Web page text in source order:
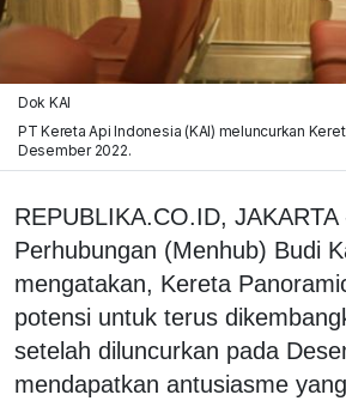
Dok KAI
PT Kereta Api Indonesia (KAI) meluncurkan
Desember 2022.
REPUBLIKA.CO.ID,
Perhubungan (Menhub) Budi
mengatakan, Kereta
potensi untuk terus
setelah diluncurkan pada
mendapatkan antusiasme